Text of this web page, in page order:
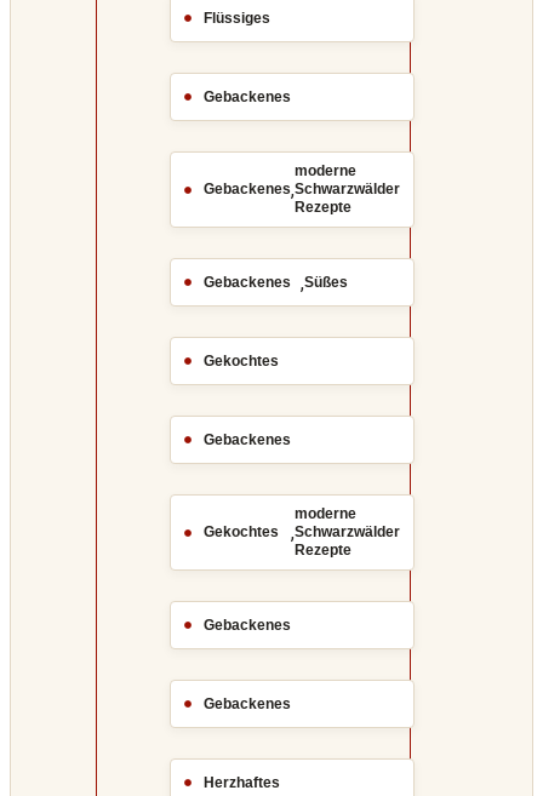
Flüssiges
Gebackenes
Gebackenes,
moderne
Schwarzwälder
Rezepte
Gebackenes ,Süßes
Gekochtes
Gebackenes
Gekochtes ,
moderne
Schwarzwälder
Rezepte
Gebackenes
Gebackenes
Herzhaftes